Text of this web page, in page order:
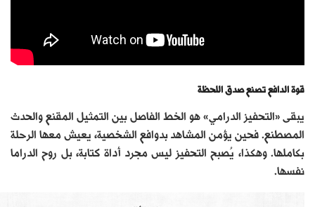
قوة الدافع تصنع صدق اللحظة
يبقى «التحفيز الدرامي» هو الخط الفاصل بين التمثيل المقنع والحدث
المصطنع. فحين يؤمن المشاهد بدوافع الشخصية، يعيش معها الرحلة
بكاملها. وهكذا، يُصبح التحفيز ليس مجرد أداة كتابة، بل روح الدراما
نفسها.